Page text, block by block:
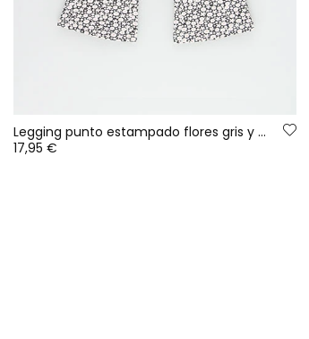
Legging punto estampado flores gris y blanco
17,95 €